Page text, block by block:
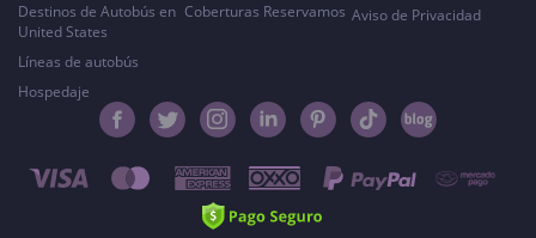
Destinos de Autobús en
United States
Líneas de autobús
Hospedaje
Coberturas Reservamos Aviso de Privacidad